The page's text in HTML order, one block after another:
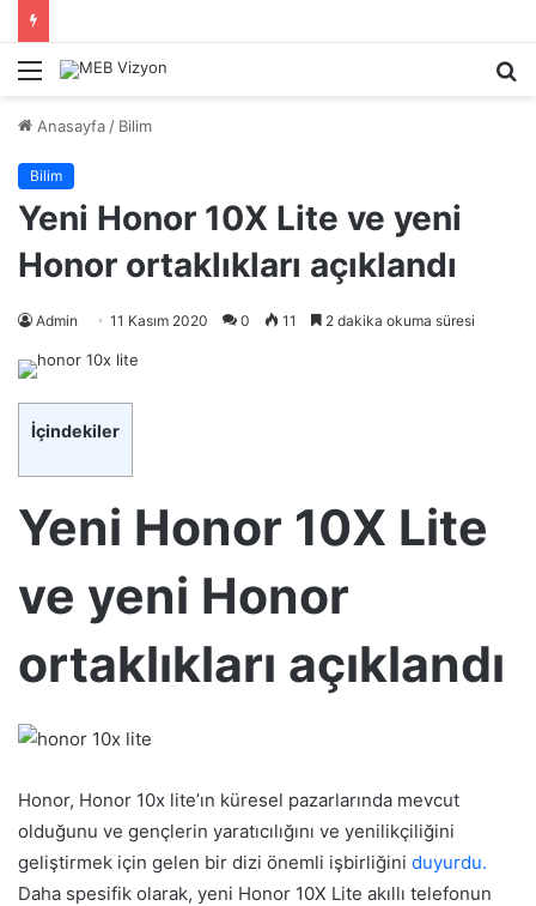
Menü
Anasayfa / Bilim
Bilim
Yeni Honor 10X Lite ve yeni
Honor ortaklıkları açıklandı
Admin 11 Kasım 2020 0 11 2 dakika okuma süresi
İçindekiler
Yeni Honor 10X Lite
ve yeni Honor
ortaklıkları açıklandı
Honor, Honor 10x lite’ın küresel pazarlarında mevcut
olduğunu ve gençlerin yaratıcılığını ve yenilikçiliğini
geliştirmek için gelen bir dizi önemli işbirliğini duyurdu.
Daha spesifik olarak, yeni Honor 10X Lite akıllı telefonun